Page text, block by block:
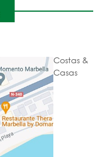
Costas &
Casas